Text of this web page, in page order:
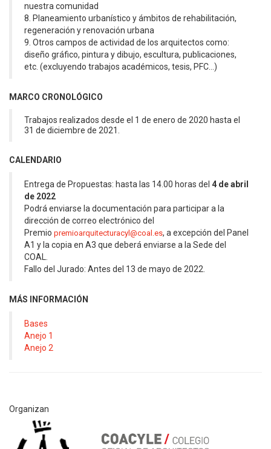
nuestra comunidad
8. Planeamiento urbanístico y ámbitos de rehabilitación,
regeneración y renovación urbana
9. Otros campos de actividad de los arquitectos como:
diseño gráfico, pintura y dibujo, escultura, publicaciones,
etc. (excluyendo trabajos académicos, tesis, PFC…)
MARCO CRONOLÓGICO
Trabajos realizados desde el 1 de enero de 2020 hasta el
31 de diciembre de 2021.
CALENDARIO
Entrega de Propuestas: hasta las 14.00 horas del 4 de abril
de 2022
Podrá enviarse la documentación para participar a la
dirección de correo electrónico del
Premio premioarquitecturacyl@coal.es, a excepción del Panel
A1 y la copia en A3 que deberá enviarse a la Sede del
COAL.
Fallo del Jurado: Antes del 13 de mayo de 2022.
MÁS INFORMACIÓN
Bases
Anejo 1
Anejo 2
Organizan